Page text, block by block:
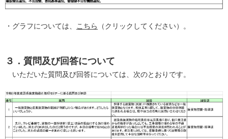
・グラフについては、 こちら （クリックしてください）。
３．質問及び回答について
いただいた質問及び回答については、次のとおりです。